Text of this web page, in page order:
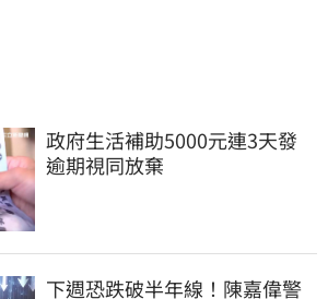
政府生活補助5000元連3天發
逾期視同放棄
下週恐跌破半年線！陳嘉偉警